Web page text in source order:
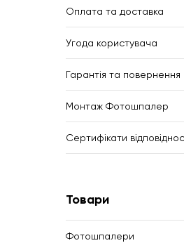
Оплата та доставка
Угода користувача
Гарантія та повернення
Монтаж Фотошпалер
Сертифікати
Товари
Фотошпалери